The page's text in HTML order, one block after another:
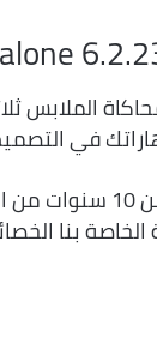
الملابس
في
هذا البرنامج ثلاثي
بنا